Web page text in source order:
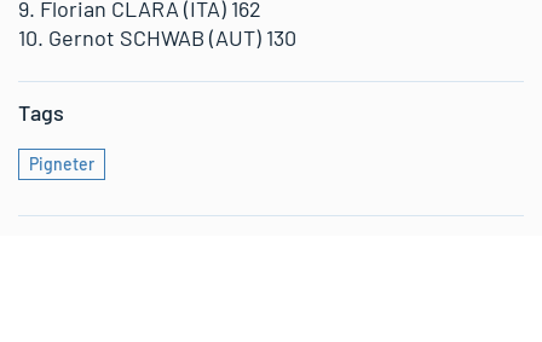
9. Florian CLARA (ITA) 162
10. Gernot SCHWAB (AUT) 130
Tags
Pigneter